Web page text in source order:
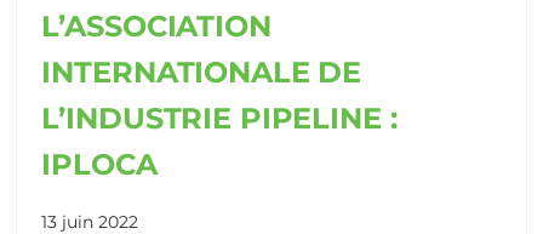
L’ASSOCIATION
INTERNATIONALE DE
L’INDUSTRIE PIPELINE :
IPLOCA
13 juin 2022